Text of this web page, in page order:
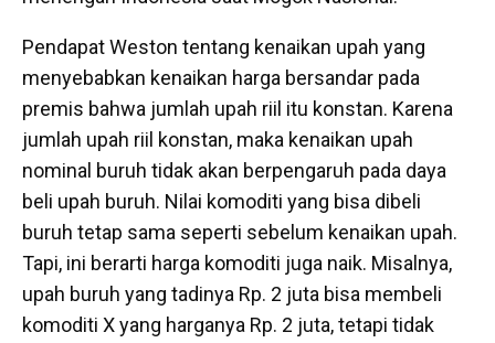
Pendapat Weston tentang kenaikan upah yang
menyebabkan kenaikan harga bersandar pada
premis bahwa jumlah upah riil itu konstan. Karena
jumlah upah riil konstan, maka kenaikan upah
nominal buruh tidak akan berpengaruh pada daya
beli upah buruh. Nilai komoditi yang bisa dibeli
buruh tetap sama seperti sebelum kenaikan upah.
Tapi, ini berarti harga komoditi juga naik. Misalnya,
upah buruh yang tadinya Rp. 2 juta bisa membeli
komoditi X yang harganya Rp. 2 juta, tetapi tidak